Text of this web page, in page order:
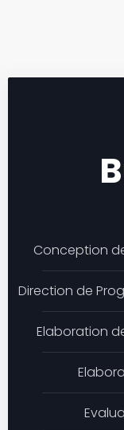
Conception
Direction de
Elaboration